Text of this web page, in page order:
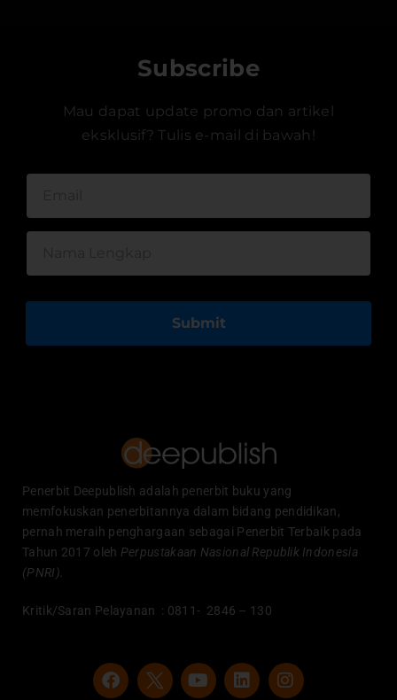
Subscribe
Mau dapat update promo dan artikel
eksklusif? Tulis e-mail di bawah!
Submit
Penerbit Deepublish adalah penerbit buku yang
memfokuskan penerbitannya dalam bidang pendidikan,
pernah meraih penghargaan sebagai Penerbit Terbaik pada
Tahun 2017 oleh Perpustakaan Nasional Republik Indonesia
(PNRI).
Kritik/Saran Pelayanan : 0811- 2846 – 130
F
a
Y
o
L
i
I
n